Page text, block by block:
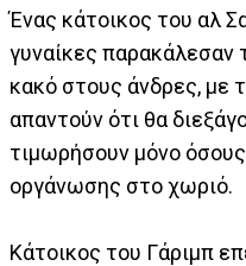
Ένας κάτοικος του αλ
γυναίκες παρακάλεσαν
κακό στους άνδρες, με
απαντούν ότι θα
τιμωρήσουν μόνο
οργάνωσης στο χωριό.
Κάτοικος του Γάριμπ